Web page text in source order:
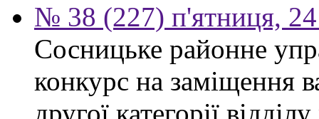
№ 38 (227) п'ятниця, 24
Сосницьке районне
конкурс на заміщення
другої категорії